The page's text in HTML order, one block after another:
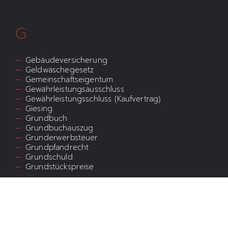
G
Gebäudeversicherung
Geldwäschegesetz
Gemeinschaftseigentum
Gewährleistungsausschluss
Gewährleistungsschluss (Kaufvertrag)
Giesing
Grundbuch
Grundbuchauszug
Grunderwerbsteuer
Grundpfandrecht
Grundschuld
Grundstückspreise